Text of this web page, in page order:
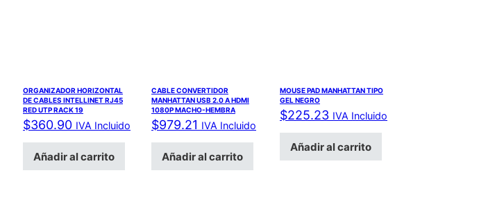
ORGANIZADOR HORIZONTAL
DE CABLES INTELLINET RJ45
RED UTP RACK 19
$360.90 IVA Incluido
Añadir al carrito
CABLE CONVERTIDOR
MANHATTAN USB 2.0 A HDMI
1080P MACHO-HEMBRA
$979.21 IVA Incluido
Añadir al carrito
MOUSE PAD MANHATTAN TIPO
GEL NEGRO
$225.23 IVA Incluido
Añadir al carrito